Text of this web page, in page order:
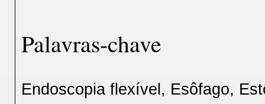
Palavras-chave
Endoscopia flexível, Esôfago,